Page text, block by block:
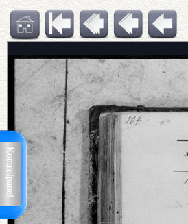
Kontrolpanel